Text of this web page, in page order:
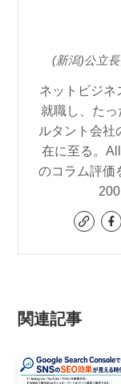
(新潟)公立
ネットビジネ
就職し、た
ルタント会社
在に至る。
のコラム評価
関連記事